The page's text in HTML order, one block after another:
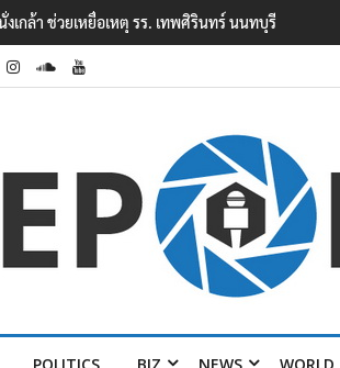
งในโรงเรียนเทพศิรินทร์ นนทบุรี พบเด็กก่อ